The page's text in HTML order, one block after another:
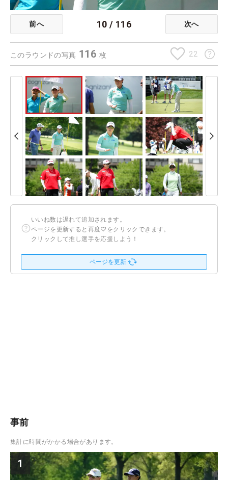
前へ 10 / 116 次へ
このラウンドの写真 116 枚 22
いいね数は遅れて追加されます。
ページを更新すると再度♡をクリックできます。
クリックして推し選手を応援しよう！
ページを更新
事前
集計に時間がかかる場合があります。
1